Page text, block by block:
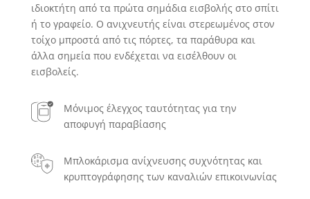
ιδιοκτήτη από τα πρώτα σημάδια εισβολής στο σπίτι
ή το γραφείο. Ο ανιχνευτής είναι στερεωμένος στον
τοίχο μπροστά από τις πόρτες, τα παράθυρα και
άλλα σημεία που ενδέχεται να εισέλθουν οι
εισβολείς.
Μόνιμος έλεγχος ταυτότητας για την
αποφυγή παραβίασης
Μπλοκάρισμα ανίχνευσης συχνότητας και
κρυπτογράφησης των καναλιών επικοινωνίας